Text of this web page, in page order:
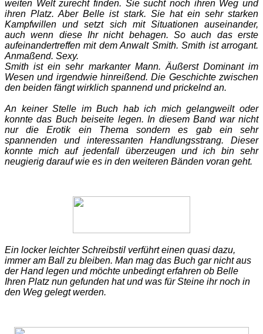
weiten Welt zurecht finden. Sie sucht noch ihren Weg und
ihren Platz. Aber Belle ist stark. Sie hat ein sehr starken
Kampfwillen und setzt sich mit Situationen auseinander,
auch wenn diese Ihr nicht behagen. So auch das erste
aufeinandertreffen mit dem Anwalt Smith. Smith ist arrogant.
Anmaßend. Sexy.
Smith ist ein sehr markanter Mann. Äußerst Dominant im
Wesen und irgendwie hinreißend. Die Geschichte zwischen
den beiden fängt wirklich spannend und prickelnd an.
An keiner Stelle im Buch hab ich mich gelangweilt oder
konnte das Buch beiseite legen. In diesem Band war nicht
nur die Erotik ein Thema sondern es gab ein sehr
spannenden und interessanten Handlungsstrang. Dieser
konnte mich auf jedenfall überzeugen und ich bin sehr
neugierig darauf wie es in den weiteren Bänden voran geht.
Ein locker leichter Schreibstil verführt einen quasi dazu,
immer am Ball zu bleiben. Man mag das Buch gar nicht aus
der Hand legen und möchte unbedingt erfahren ob Belle
Ihren Platz nun gefunden hat und was für Steine ihr noch in
den Weg gelegt werden.